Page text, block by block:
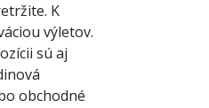
K
výletov.
sú aj
obchodné